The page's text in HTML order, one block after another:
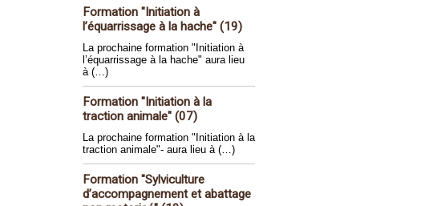
Formation "Initiation à
l’équarrissage à la hache" (19)
La prochaine formation "Initiation à
l’équarrissage à la hache" aura lieu
à (…)
Formation "Initiation à la
traction animale" (07)
La prochaine formation "Initiation à la
traction animale"- aura lieu à (…)
Formation "Sylviculture
d’accompagnement et abattage